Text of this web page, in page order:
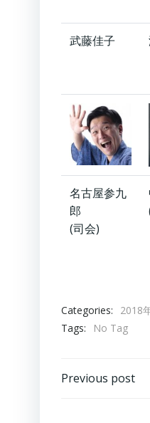
武藤佳子
名古屋参九
郎
(司会)
Categories:
2018
Tags:
No Tag
Post
Previous post